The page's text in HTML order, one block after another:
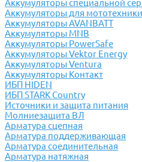
Аккумуляторы специальной
Аккумуляторы для
Аккумуляторы AVANBATT
Аккумуляторы MNB
Аккумуляторы PowerSafe
Аккумуляторы Vektor Energy
Аккумуляторы Ventura
Аккумуляторы Контакт
ИБП HIDEN
ИБП STARK Country
Источники и защита питания
Молниезащита ВЛ
Арматура сцепная
Арматура поддерживающая
Арматура соединительная
Арматура натяжная